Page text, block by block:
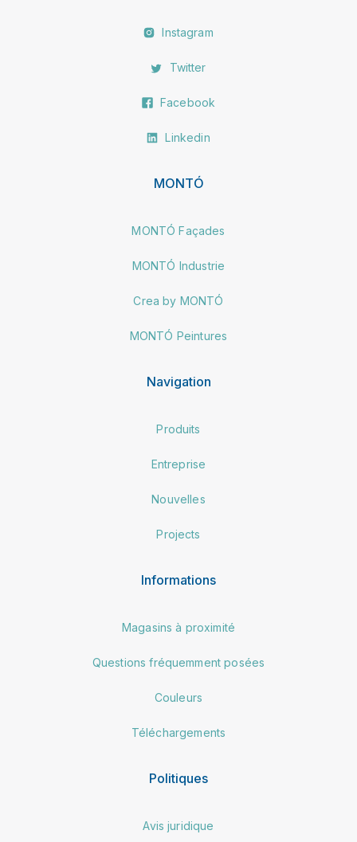
Instagram
Twitter
Facebook
Linkedin
MONTÓ
MONTÓ Façades
MONTÓ Industrie
Crea by MONTÓ
MONTÓ Peintures
Navigation
Produits
Entreprise
Nouvelles
Projects
Informations
Magasins à proximité
Questions fréquemment posées
Couleurs
Téléchargements
Politiques
Avis juridique